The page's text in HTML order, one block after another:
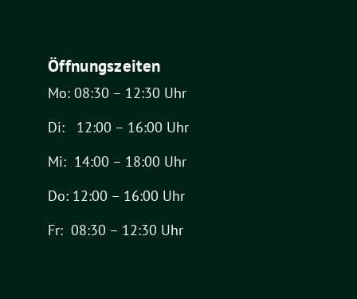
Öffnungszeiten
Mo: 08:30 – 12:30 Uhr
Di: 12:00 – 16:00 Uhr
Mi: 14:00 – 18:00 Uhr
Do: 12:00 – 16:00 Uhr
Fr: 08:30 – 12:30 Uhr